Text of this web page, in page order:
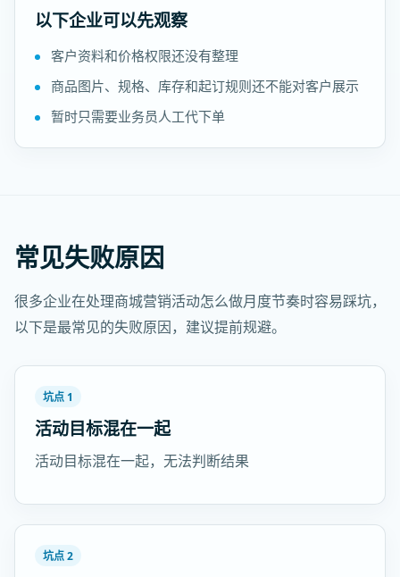
以下企业可以先观察
客户资料和价格权限还没有整理
商品图片、规格、库存和起订规则还不能对客户展示
暂时只需要业务员人工代下单
常见失败原因
很多企业在处理商城营销活动怎么做月度节奏时容易踩坑，
以下是最常见的失败原因，建议提前规避。
坑点 1
活动目标混在一起
活动目标混在一起，无法判断结果
坑点 2